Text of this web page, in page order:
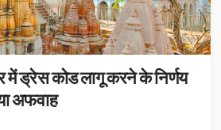
में ड्रेस कोड लागू करने के निर्णय
अफवाह